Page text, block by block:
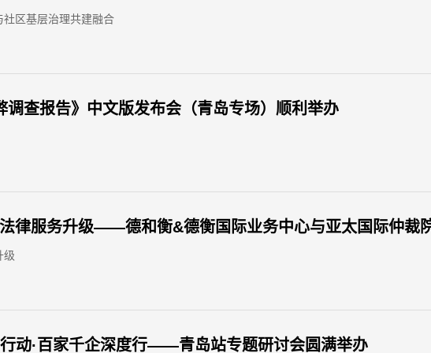
区基层治理共建融合
调查报告》中文版发布会（青岛专场）顺利举办
级
动·百家千企深度行——青岛站专题研讨会圆满举办